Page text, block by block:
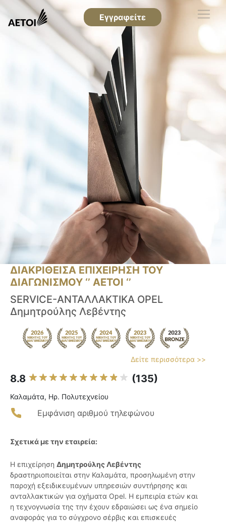
Εγγραφείτε
ΔΙΑΚΡΙΘΕΙΣΑ ΕΠΙΧΕΙΡΗΣΗ ΤΟΥ
ΔΙΑΓΩΝΙΣΜΟΥ ‘’ ΑΕΤΟΙ ‘’
SERVICE-ΑΝΤΑΛΛΑΚΤΙΚΑ OPEL
Δημητρούλης Λεβέντης
Δείτε περισσότερα >>
8.8 (135)
Καλαμάτα, Ηρ. Πολυτεχνείου
Εμφάνιση αριθμού τηλεφώνου
Σχετικά με την εταιρεία:
Η επιχείρηση Δημητρούλης Λεβέντης
δραστηριοποιείται στην Καλαμάτα, προσηλωμένη στην
παροχή εξειδικευμένων υπηρεσιών συντήρησης και
ανταλλακτικών για οχήματα Opel. Η εμπειρία ετών και
η τεχνογνωσία της την έχουν εδραιώσει ως ένα σημείο
αναφοράς για το σύγχρονο σέρβις και επισκευές